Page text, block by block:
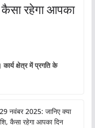
रहेगा आपका
क्षेत्र में प्रगति के
नवंबर 2025: जानिए क्या
कैसा रहेगा आपका दिन